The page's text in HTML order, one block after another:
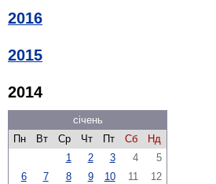
2016
2015
2014
січень
Пн
Вт Ср Чт Пт Сб
Нд
1
2 3 4
5
6
7 8 9 10 11
12